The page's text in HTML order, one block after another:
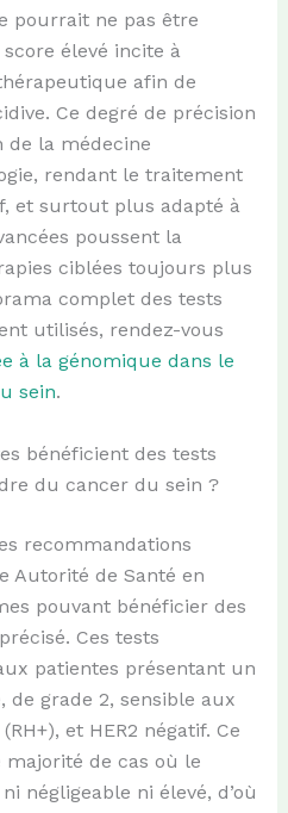
pourrait ne pas être
élevé incite à
afin de
Ce degré de précision
de la médecine
rendant le traitement
et surtout plus adapté à
poussent la
ciblées toujours plus
complet des tests
utilisés, rendez-vous
à la génomique dans le
sein.
bénéficient des tests
du cancer du sein ?
recommandations
Autorité de Santé en
pouvant bénéficier des
Ces tests
patientes présentant un
de grade 2, sensible aux
et HER2 négatif. Ce
de cas où le
négligeable ni élevé, d’où